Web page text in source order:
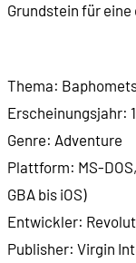
Grundstein für
Thema:
Erscheinungsjahr:
Genre: Adventure
Plattform: MS-
GBA bis iOS)
Entwickler:
Publisher: Virgin